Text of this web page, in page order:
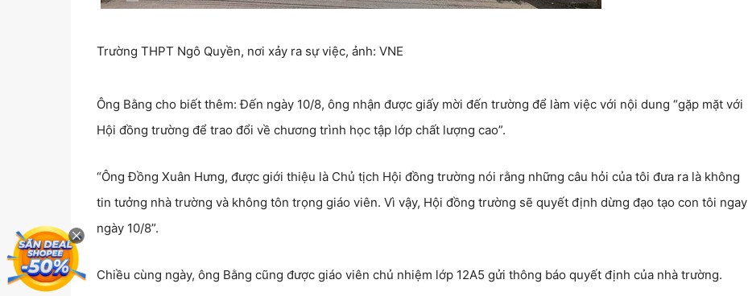
Trường THPT Ngô Quyền, nơi xảy ra sự việc, ảnh: VNE
Ông Bằng cho biết thêm: Đến ngày 10/8, ông nhận được giấy mời đến trường để làm việc với nội dung “gặp mặt với
Hội đồng trường để trao đổi về chương trình học tập lớp chất lượng cao”.
“Ông Đồng Xuân Hưng, được giới thiệu là Chủ tịch Hội đồng trường nói rằng những câu hỏi của tôi đưa ra là không
tin tưởng nhà trường và không tôn trọng giáo viên. Vì vậy, Hội đồng trường sẽ quyết định dừng đạo tạo con tôi ngay
ngày 10/8”.
Chiều cùng ngày, ông Bằng cũng được giáo viên chủ nhiệm lớp 12A5 gửi thông báo quyết định của nhà trường.